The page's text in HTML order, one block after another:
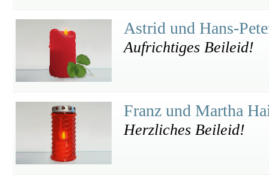
Astrid und Hans-
Aufrichtiges Beileid!
Franz und Martha
Herzliches Beileid!